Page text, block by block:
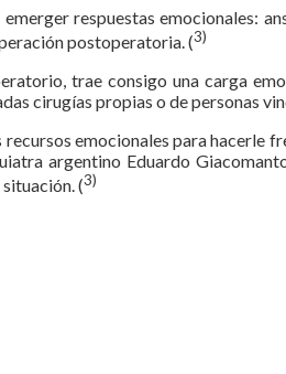
respuestas emocionales:
postoperatoria. (3)
trae consigo una carga
cirugías propias o de personas
recursos emocionales para
argentino Eduardo
(3)